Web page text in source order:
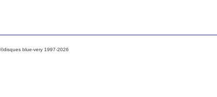
©disques blue-very 1997-2026